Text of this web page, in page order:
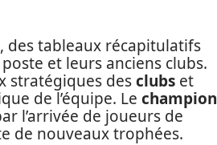
des tableaux récapitulatifs
et leurs anciens clubs.
stratégiques desclubs et
de l’équipe. Le champion
l’arrivée de joueurs de
de nouveaux trophées.